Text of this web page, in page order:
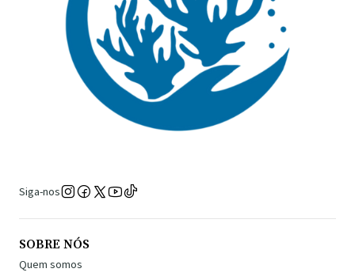
Siga-nos
SOBRE NÓS
Quem somos